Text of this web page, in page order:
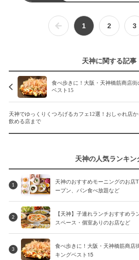
1 2 3
天神に関する記事
食べ歩きに！大阪・天神橋筋商店
ベスト15
天神でゆっくりくつろげるカフェ12選！おしゃれ店
飲める店まで
天神の人気ランキン
1
天神のおすすめモーニングのお店
ープン、パン食べ放題など
2
【天神】子連れランチおすすめ
スペース・個室ありのお店など
3
食べ歩きに！大阪・天神橋筋商店
キングベスト15